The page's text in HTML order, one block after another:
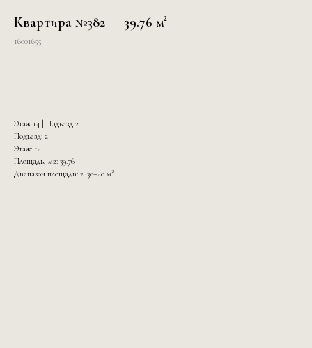
Квартира №382 — 39.76 м²
16001655
Этаж 14 | Подъезд 2
Подъезд: 2
Этаж: 14
Площадь, м2: 39.76
Диапазон площади: 2. 30–40 м²